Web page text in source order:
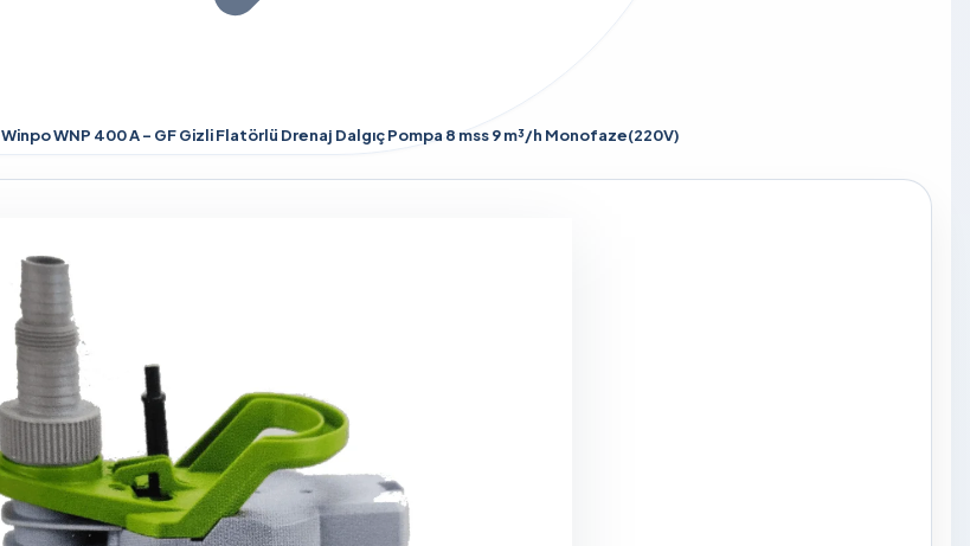
Winpo WNP 400 A - GF Gizli Flatörlü Drenaj Dalgıç Pompa 8 mss 9 m³/h Monofaze(220V)